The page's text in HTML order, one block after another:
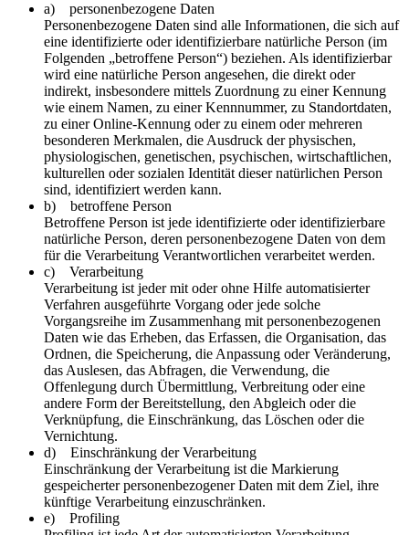
a) personenbezogene Daten
Personenbezogene Daten sind alle Informationen, die sich auf
eine identifizierte oder identifizierbare natürliche Person (im
Folgenden „betroffene Person“) beziehen. Als identifizierbar
wird eine natürliche Person angesehen, die direkt oder
indirekt, insbesondere mittels Zuordnung zu einer Kennung
wie einem Namen, zu einer Kennnummer, zu Standortdaten,
zu einer Online-Kennung oder zu einem oder mehreren
besonderen Merkmalen, die Ausdruck der physischen,
physiologischen, genetischen, psychischen, wirtschaftlichen,
kulturellen oder sozialen Identität dieser natürlichen Person
sind, identifiziert werden kann.
b) betroffene Person
Betroffene Person ist jede identifizierte oder identifizierbare
natürliche Person, deren personenbezogene Daten von dem
für die Verarbeitung Verantwortlichen verarbeitet werden.
c) Verarbeitung
Verarbeitung ist jeder mit oder ohne Hilfe automatisierter
Verfahren ausgeführte Vorgang oder jede solche
Vorgangsreihe im Zusammenhang mit personenbezogenen
Daten wie das Erheben, das Erfassen, die Organisation, das
Ordnen, die Speicherung, die Anpassung oder Veränderung,
das Auslesen, das Abfragen, die Verwendung, die
Offenlegung durch Übermittlung, Verbreitung oder eine
andere Form der Bereitstellung, den Abgleich oder die
Verknüpfung, die Einschränkung, das Löschen oder die
Vernichtung.
d) Einschränkung der Verarbeitung
Einschränkung der Verarbeitung ist die Markierung
gespeicherter personenbezogener Daten mit dem Ziel, ihre
künftige Verarbeitung einzuschränken.
e) Profiling